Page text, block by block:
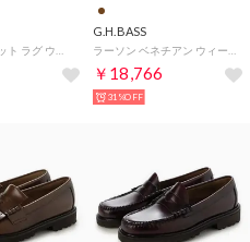
G.H.BASS
￥18,766
31%OFF